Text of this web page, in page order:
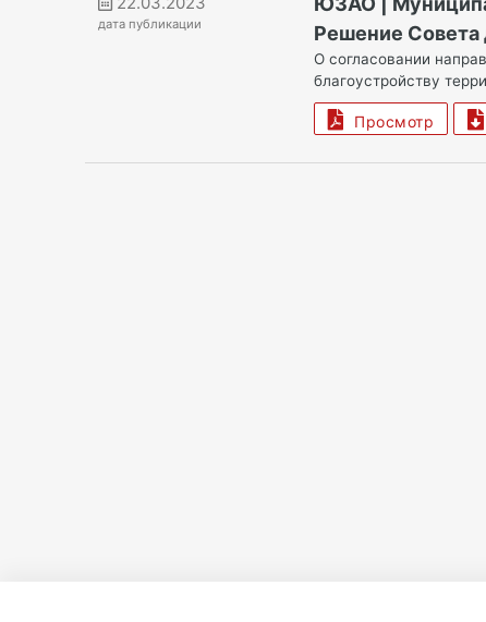
дата публикации
Решение Совета
О согласовании
благоустройству
Просмотр